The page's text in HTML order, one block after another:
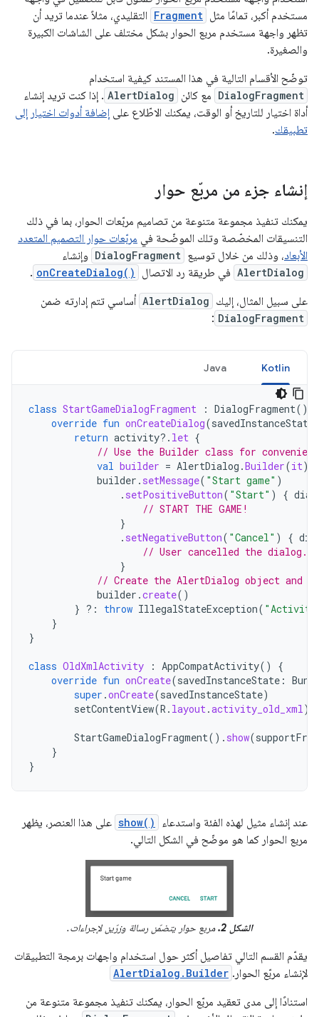
مستخدم أكبر، تمامًا مثل Fragment التقليدي، مثلاً عندما تريد أن
تظهر واجهة مستخدم مربع الحوار بشكل مختلف على الشاشات الكبيرة
والصغيرة.
توضّح الأقسام التالية في هذا المستند كيفية استخدام
DialogFragment مع كائن AlertDialog . إذا كنت تريد إنشاء
أداة اختيار للتاريخ أو الوقت، يمكنك الاطّلاع على إضافة أدوات اختيار إلى
تطبيقك.
إنشاء جزء من مربّع حوار
يمكنك تنفيذ مجموعة متنوعة من تصاميم مربّعات الحوار، بما في ذلك
التنسيقات المخصّصة وتلك الموضّحة في مربّعات حوار التصميم المتعدد
الأبعاد، وذلك من خلال توسيع DialogFragment وإنشاء
AlertDialog في طريقة رد الاتصال onCreateDialog()
.
على سبيل المثال، إليك AlertDialog أساسي تتم إدارته ضمن
DialogFragment
:
Kotlin
Java
class StartGameDialogFragment : DialogFragment()
override fun onCreateDialog(savedInstanceState
return activity?. let {
// Use the Builder class for
val builder = AlertDialog .Builder(it)
builder . setMessage( "Start game" )
. setPositiveButton( "Start" ) {
// START THE GAME!
}
. setNegativeButton( "Cancel" ) {
// User cancelled the dialog.
}
// Create the AlertDialog object and
builder .create()
} ?: throw IllegalStateException( "Activity
}
}
class OldXmlActivity : AppCompatActivity()
{
override fun onCreate(savedInstanceState :
super .onCreate(savedInstanceState)
setContentView(R . layout.activity_old_xml)
StartGameDialogFragment(). show(
}
}
عند إنشاء مثيل لهذه الفئة واستدعاء show() على هذا العنصر، يظهر
مربع الحوار كما هو موضّح في الشكل التالي.
الشكل 2. مربع حوار يتضمّن رسالة وزرّين لإجراءات.
يقدّم القسم التالي تفاصيل أكثر حول استخدام واجهات برمجة التطبيقات
لإنشاء مربّع الحوار. AlertDialog.Builder
استنادًا إلى مدى تعقيد مربّع الحوار، يمكنك تنفيذ مجموعة متنوعة من